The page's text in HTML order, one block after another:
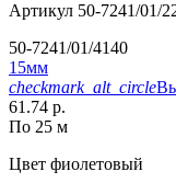
Артикул 50-7241/01/
50-7241/01/4140
15мм
checkmark_alt_circle
61.74 р.
По 25 м
Цвет фиолетовый